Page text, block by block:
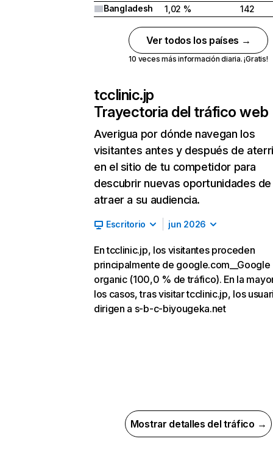
Bangladesh
1,02 % 142
Ver todos los países →
10 veces más información diaria. ¡Gratis!
tcclinic.jp
Trayectoria del tráfico web
Averigua por dónde navegan los
visitantes antes y después de
en el sitio de tu competidor para
descubrir nuevas oportunidades de
atraer a su audiencia.
Escritorio jun 2026
En tcclinic.jp, los visitantes proceden
principalmente de google.com__Google
organic (100,0 % de tráfico). En la
los casos, tras visitar tcclinic.jp, los
dirigen a s-b-c-biyougeka.net
Mostrar detalles del tráfico →